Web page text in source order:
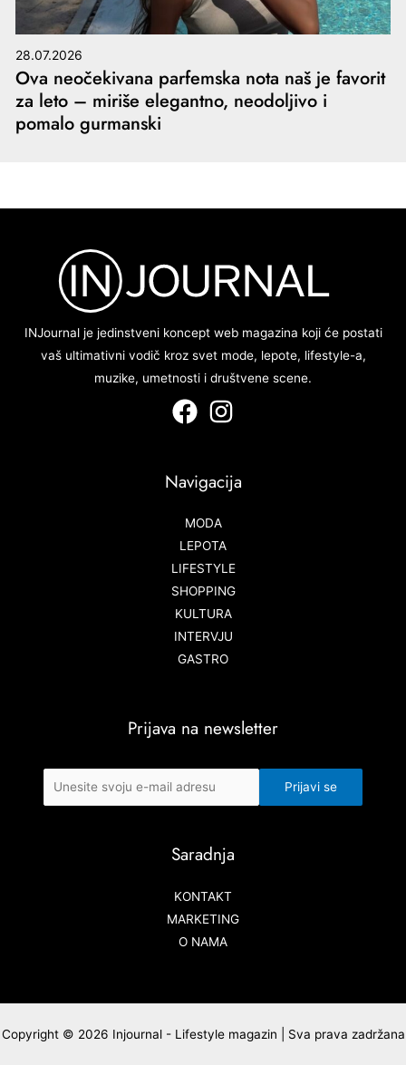
28.07.2026
Ova neočekivana parfemska nota naš je favorit
za leto – miriše elegantno, neodoljivo i
pomalo gurmanski
INJournal je jedinstveni koncept web magazina koji će postati
vaš ultimativni vodič kroz svet mode, lepote, lifestyle-a,
muzike, umetnosti i društvene scene.
Navigacija
MODA
LEPOTA
LIFESTYLE
SHOPPING
KULTURA
INTERVJU
GASTRO
Prijava na newsletter
Saradnja
KONTAKT
MARKETING
O NAMA
Copyright © 2026 Injournal - Lifestyle magazin | Sva prava zadržana